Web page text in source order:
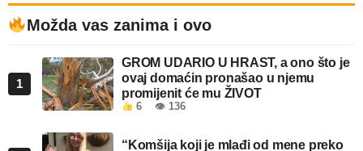
Možda vas zanima i ovo
1
GROM UDARIO U HRAST, a ono što je
ovaj domaćin pronašao u njemu
promijenit će mu ŽIVOT
6 👁 136
“Komšija koji je mlađi od mene preko